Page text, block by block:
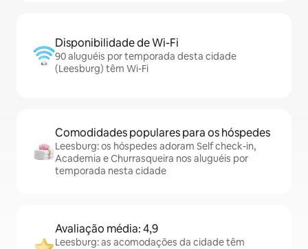
Disponibilidade de Wi-Fi
90 aluguéis por temporada desta cidade
(Leesburg) têm Wi-Fi
Comodidades populares para os hóspedes
Leesburg: os hóspedes adoram Self check-in,
Academia e Churrasqueira nos aluguéis por
temporada nesta cidade
Avaliação média: 4,9
Leesburg: as acomodações da cidade têm